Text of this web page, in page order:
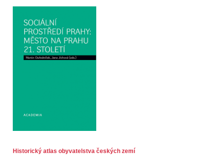
Historický atlas obyvatelstva českých zemí